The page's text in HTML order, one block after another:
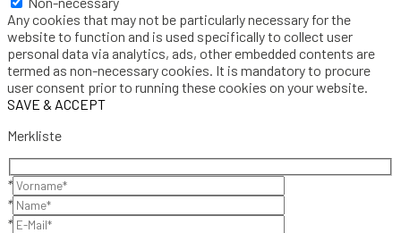
Any cookies that may not be particularly necessary for the
website to function and is used specifically to collect user
personal data via analytics, ads, other embedded contents are
termed as non-necessary cookies. It is mandatory to procure
user consent prior to running these cookies on your website.
SAVE & ACCEPT
Merkliste
*
*
*